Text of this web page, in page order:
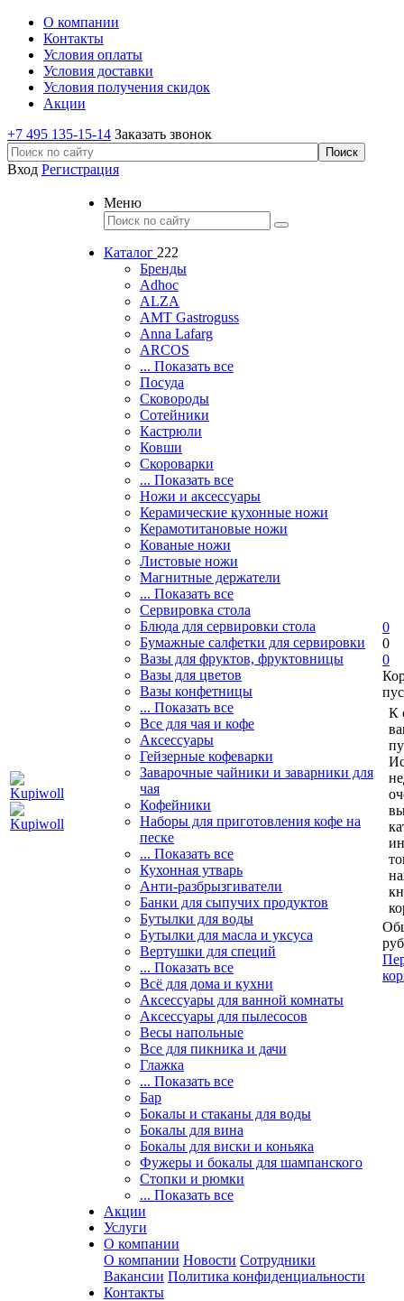
О компании
Контакты
Условия оплаты
Условия доставки
Условия получения скидок
Акции
+7 495 135-15-14 Заказать звонок
Вход Регистрация
Меню
Каталог 222
Бренды
Adhoc
ALZA
AMT Gastroguss
Anna Lafarg
ARCOS
... Показать все
Посуда
Сковороды
Сотейники
Кастрюли
Ковши
Скороварки
... Показать все
Ножи и аксессуары
Керамические кухонные ножи
Керамотитановые ножи
Кованые ножи
Листовые ножи
Магнитные держатели
... Показать все
Сервировка стола
Блюда для сервировки стола
Бумажные салфетки для сервировки
Вазы для фруктов, фруктовницы
Вазы для цветов
Вазы конфетницы
... Показать все
Все для чая и кофе
Аксессуары
Гейзерные кофеварки
Заварочные чайники и заварники для
чая
Кофейники
Наборы для приготовления кофе на
песке
... Показать все
Кухонная утварь
Анти-разбрызгиватели
Банки для сыпучих продуктов
Бутылки для воды
Бутылки для масла и уксуса
Вертушки для специй
... Показать все
Всё для дома и кухни
Аксессуары для ванной комнаты
Аксессуары для пылесосов
Весы напольные
Все для пикника и дачи
Глажка
... Показать все
Бар
Бокалы и стаканы для воды
Бокалы для вина
Бокалы для виски и коньяка
Фужеры и бокалы для шампанского
Стопки и рюмки
... Показать все
Акции
Услуги
О компании
О компании Новости Сотрудники
Вакансии Политика конфиденциальности
Контакты
0
0
0
К